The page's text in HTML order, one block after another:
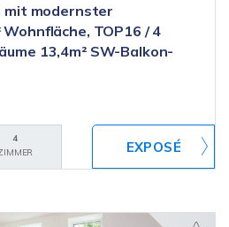
mit modernster
TOP16 / 4
13,4m² SW-Balkon-
4